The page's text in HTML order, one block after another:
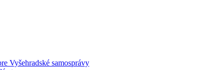
Vyšehradské samosprávy